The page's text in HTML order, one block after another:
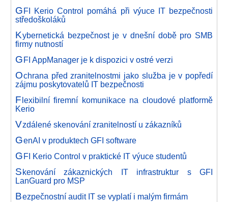
GFI Kerio Control pomáhá při výuce IT bezpečnosti
středoškoláků
Kybernetická bezpečnost je v dnešní době pro SMB
firmy nutností
GFI AppManager je k dispozici v ostré verzi
Ochrana před zranitelnostmi jako služba je v popředí
zájmu poskytovatelů IT bezpečnosti
Flexibilní firemní komunikace na cloudové platformě
Kerio
Vzdálené skenování zranitelností u zákazníků
GenAI v produktech GFI software
GFI Kerio Control v praktické IT výuce studentů
Skenování zákaznických IT infrastruktur s GFI
LanGuard pro MSP
Bezpečnostní audit IT se vyplatí i malým firmám